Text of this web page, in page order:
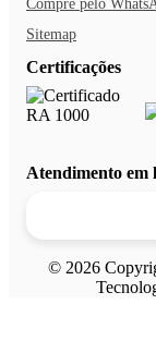
Compre pelo
Sitemap
Certificações
Atendimento em
© 2026